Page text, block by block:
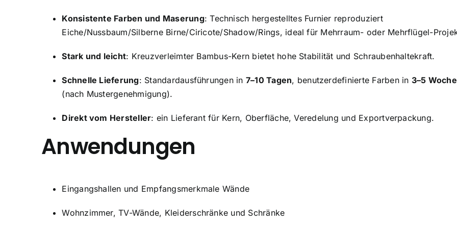
Konsistente Farben und Maserung: Technisch hergestelltes Furnier reproduziert
Eiche/Nussbaum/Silberne Birne/Ciricote/Shadow/Rings, ideal für Mehrraum- oder Mehrflügel-
Stark und leicht: Kreuzverleimter Bambus-Kern bietet hohe Stabilität und Schraubenhaltekraft.
Schnelle Lieferung: Standardausführungen in 7–10 Tagen, benutzerdefinierte Farben in 3–5
(nach Mustergenehmigung).
Direkt vom Hersteller: ein Lieferant für Kern, Oberfläche, Veredelung und Exportverpackung.
Anwendungen
Eingangshallen und Empfangsmerkmale Wände
Wohnzimmer, TV-Wände, Kleiderschränke und Schränke